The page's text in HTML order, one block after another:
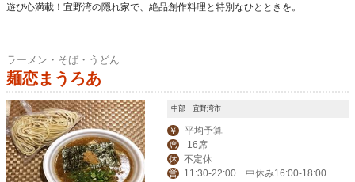
遊び心満載！宜野湾の隠れ家で、絶品創作料理と特別なひとときを。
ラーメン・そば・うどん
麺恋まうろあ
中部｜宜野湾市
￥ 平均予算
席 16席
休 不定休
営 11:30-22:00 中休み16:00-18:00